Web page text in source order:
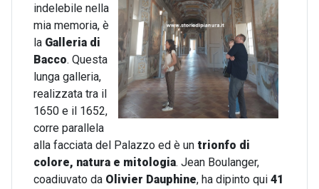
indelebile nella
mia memoria, è
la Galleria di
Bacco. Questa
lunga galleria,
realizzata tra il
1650 e il 1652,
corre parallela
alla facciata del Palazzo ed è un trionfo di
colore, natura e mitologia. Jean Boulanger,
coadiuvato da Olivier Dauphine, ha dipinto qui 41